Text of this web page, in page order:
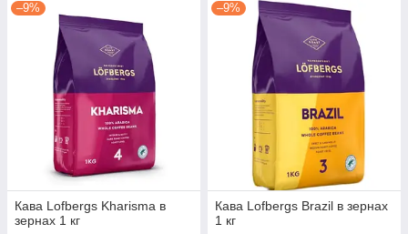
–9%
Кава Lofbergs Kharisma в
зернах 1 кг
–9%
Кава Lofbergs Brazil в зернах
1 кг